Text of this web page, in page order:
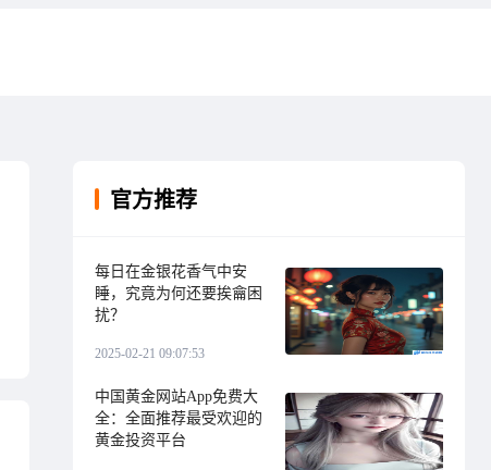
官方推荐
每日在金银花香气中安
睡，究竟为何还要挨龠困
扰？
2025-02-21 09:07:53
中国黄金网站App免费大
全：全面推荐最受欢迎的
黄金投资平台